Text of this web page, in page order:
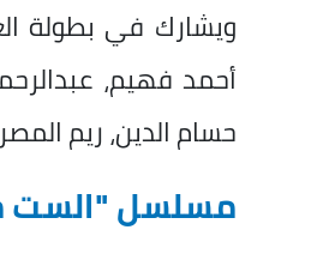
ويشارك في بطولة
أحمد فهيم،
حسام الدين، ريم
مسلسل "الست